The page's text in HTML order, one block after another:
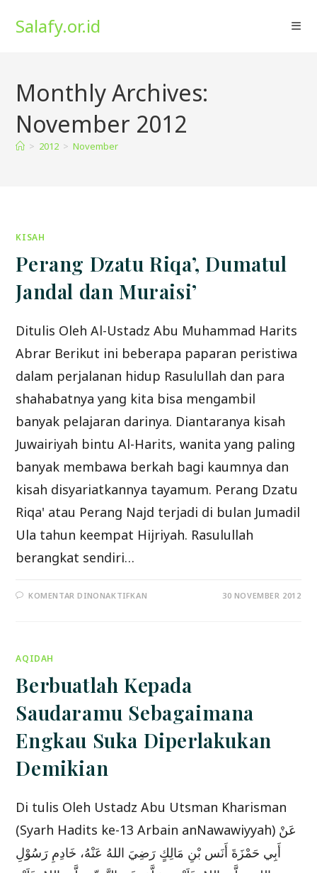
Salafy.or.id
Monthly Archives:
November 2012
> 2012 > November
KISAH
Perang Dzatu Riqa’, Dumatul
Jandal dan Muraisi’
Ditulis Oleh Al-Ustadz Abu Muhammad Harits
Abrar Berikut ini beberapa paparan peristiwa
dalam perjalanan hidup Rasulullah dan para
shahabatnya yang kita bisa mengambil
banyak pelajaran darinya. Diantaranya kisah
Juwairiyah bintu Al-Harits, wanita yang paling
banyak membawa berkah bagi kaumnya dan
kisah disyariatkannya tayamum. Perang Dzatu
Riqa' atau Perang Najd terjadi di bulan Jumadil
Ula tahun keempat Hijriyah. Rasulullah
berangkat sendiri…
KOMENTAR DINONAKTIFKAN 30 NOVEMBER 2012
AQIDAH
Berbuatlah Kepada
Saudaramu Sebagaimana
Engkau Suka Diperlakukan
Demikian
Di tulis Oleh Ustadz Abu Utsman Kharisman
(Syarh Hadits ke-13 Arbain anNawawiyyah) عَنْ
أَبِي حَمْزَةَ أَنَس بْنِ مَالِكٍ رَضِيَ اللهُ عَنْهُ، خَادِمِ رَسُوْلِ